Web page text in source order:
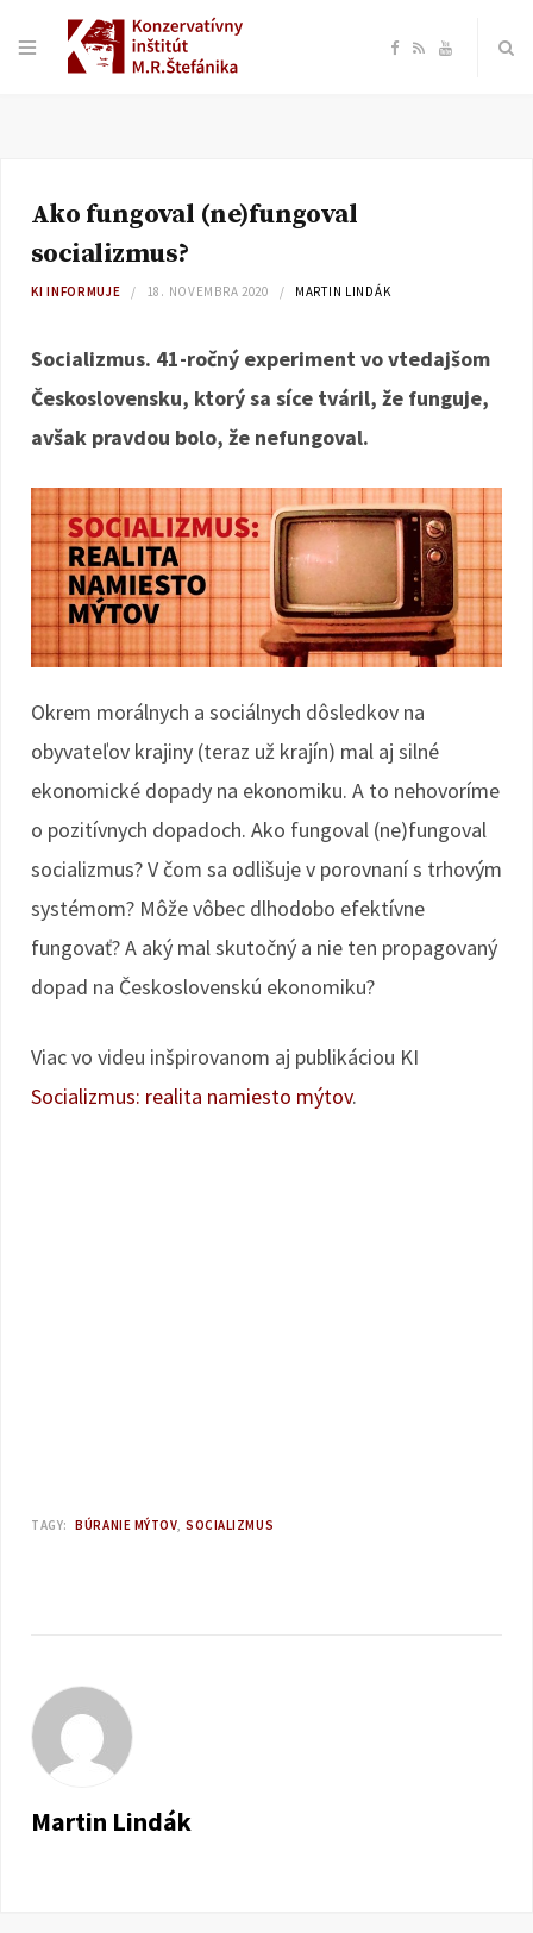
F
o
R Y
e
Ako fungoval (ne)fungoval
socializmus?
KI INFORMUJE 18. NOVEMBRA 2020 MARTIN LINDÁK
Socializmus. 41-ročný experiment vo vtedajšom
Československu, ktorý sa síce tváril, že funguje,
avšak pravdou bolo, že nefungoval.
Okrem morálnych a sociálnych dôsledkov na
obyvateľov krajiny (teraz už krajín) mal aj silné
ekonomické dopady na ekonomiku. A to nehovoríme
o pozitívnych dopadoch. Ako fungoval (ne)fungoval
socializmus? V čom sa odlišuje v porovnaní s trhovým
systémom? Môže vôbec dlhodobo efektívne
fungovať? A aký mal skutočný a nie ten propagovaný
dopad na Československú ekonomiku?
Viac vo videu inšpirovanom aj publikáciou KI
Socializmus: realita namiesto mýtov.
TAGY: BÚRANIE MÝTOV SOCIALIZMUS
Martin Lindák